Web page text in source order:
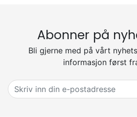
Abonner på
Bli gjerne med på vårt
informasjon først